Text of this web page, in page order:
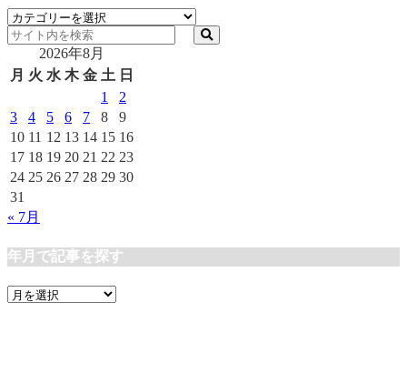
カ
テ
リ
2026年8月
月 火 水 木 金 土 日
1
2
3
4 5 6 7 8
9
10 11 12 13 14 15 16
17 18 19 20 21 22 23
24 25 26 27 28 29 30
31
« 7月
年月で記事を探す
年